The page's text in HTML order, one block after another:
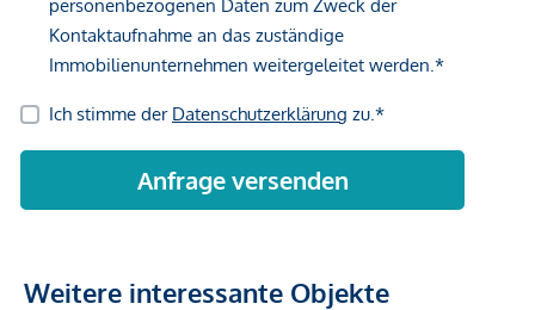
Weitere interessante Objekte